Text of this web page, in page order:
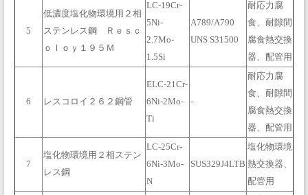
5
低濃度塩化物環境用２相
ステンレス鋼 Ｒｅｓｃ
ｏｌｏｙ１９５Ｍ
LC-19Cr-
5Ni-
2.7Mo-
1.5Si
A789/A790
UNS S31500
耐応力腐
食、耐隙間
腐食熱交換
器、配管用
6 レスコロイ２６２鋼管
ELC-21Cr-
6Ni-2Mo-
Ti
-
耐応力腐
食、耐隙間
腐食熱交換
器、配管用
7
塩化物環境用２相ステン
レス鋼
LC-25Cr-
6Ni-3Mo-
N
SUS329J4LTB
塩化物環境
熱交換器、
配管用